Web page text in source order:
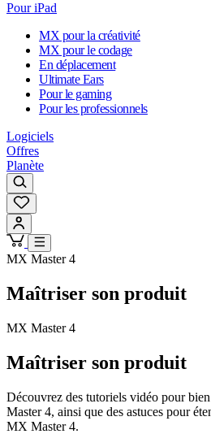
Pour iPad
MX pour la créativité
MX pour le codage
En déplacement
Ultimate Ears
Pour le gaming
Pour les professionnels
Logiciels
Offres
Planète
MX Master 4
Maîtriser son produit
MX Master 4
Maîtriser son produit
Découvrez des tutoriels vidéo pour
Master 4, ainsi que des astuces pour
MX Master 4.